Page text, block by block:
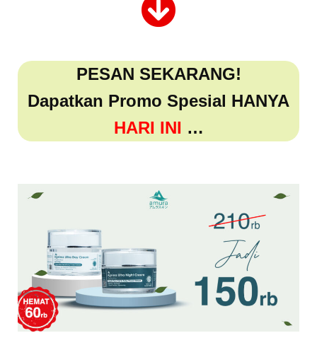
PESAN SEKARANG!
Dapatkan Promo Spesial HANYA
HARI INI …